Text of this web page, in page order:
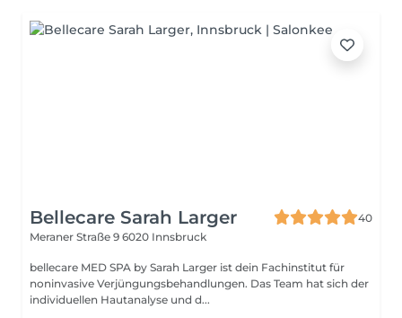
Bellecare Sarah Larger
40
Meraner Straße 9 6020 Innsbruck
bellecare MED SPA by Sarah Larger ist dein Fachinstitut für
noninvasive Verjüngungsbehandlungen. Das Team hat sich der
individuellen Hautanalyse und d...